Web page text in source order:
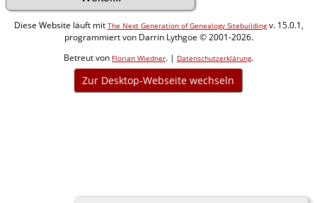
Diese Website läuft mit The Next Generation of Genealogy Sitebuildingv. 15.0.1,
programmiert von Darrin Lythgoe © 2001-2026.
Betreut von Florian Wiedner. | Datenschutzerklärung.
Zur Desktop-Webseite wechseln